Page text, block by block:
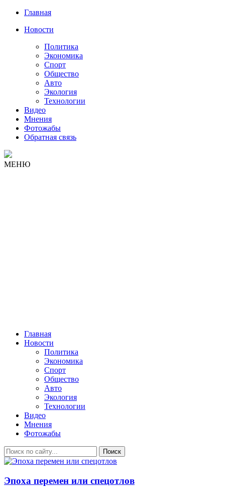
Главная
Новости
Политика
Экономика
Спорт
Общество
Авто
Экология
Технологии
Видео
Мнения
Фотожабы
Обратная связь
МЕНЮ
Главная
Новости
Политика
Экономика
Спорт
Общество
Авто
Экология
Технологии
Видео
Мнения
Фотожабы
Поиск
Эпоха перемен или спецотлов